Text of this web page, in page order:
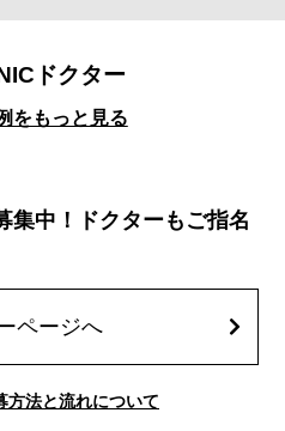
ドクター
をもっと見る
集中！ドクターもご指名
ページへ
方法と流れについて